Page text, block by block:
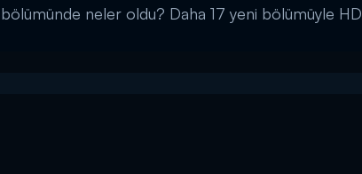
bölümünde neler oldu? Daha 17 yeni bölümüyle HD